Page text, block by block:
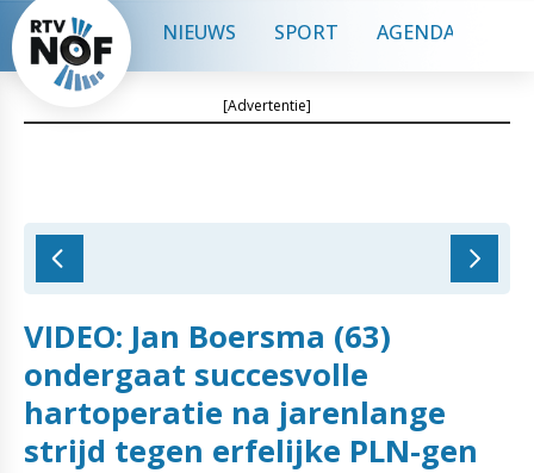
NIEUWS SPORT AGENDA
[Advertentie]
VIDEO: Jan Boersma (63)
ondergaat succesvolle
hartoperatie na jarenlange
strijd tegen erfelijke PLN-gen